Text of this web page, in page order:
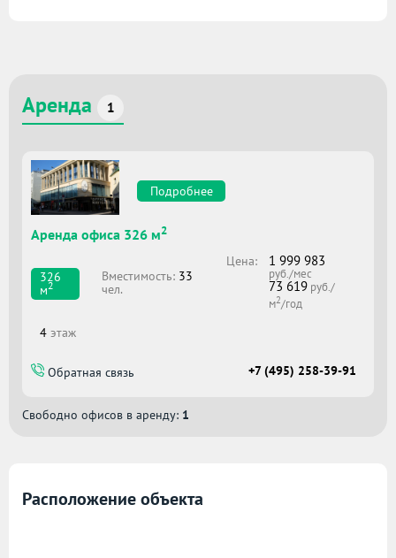
Аренда 1
Подробнее
Аренда офиса 326 м2
326
м2
Вместимоcть: 33
чел.
Цена: 1 999 983
руб./мес
73 619руб./
м2/год
4 этаж
Обратная связь +7 (495) 258-39-91
Свободно офисов в аренду: 1
Расположение объекта